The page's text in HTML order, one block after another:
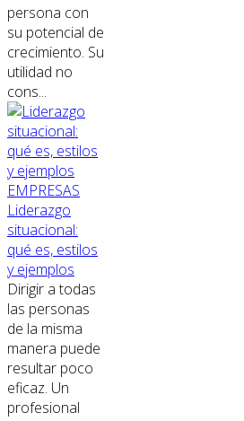
persona con
su potencial de
crecimiento. Su
utilidad no
cons...
EMPRESAS
Liderazgo
situacional:
qué es, estilos
y ejemplos
Dirigir a todas
las personas
de la misma
manera puede
resultar poco
eficaz. Un
profesional